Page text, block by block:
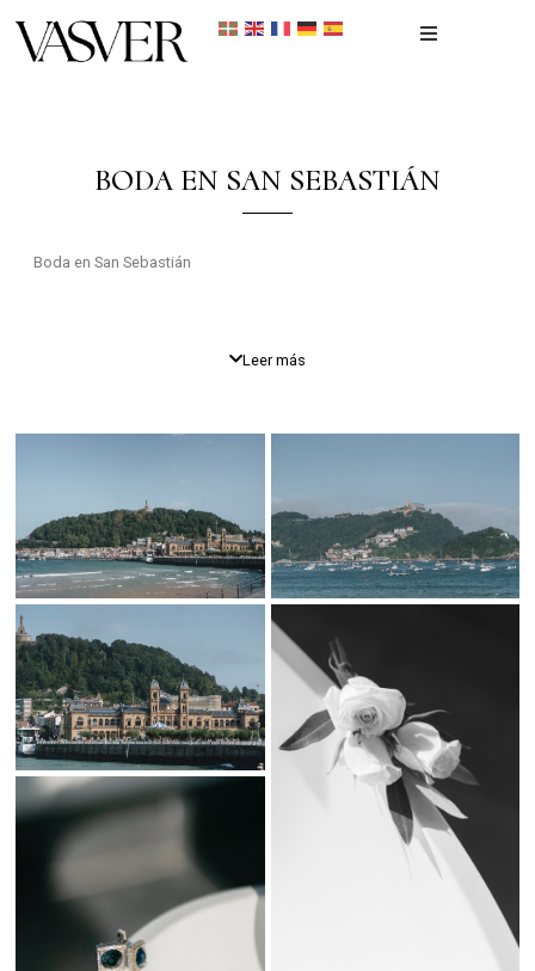
Recién nacidos
Contacto
BODA EN SAN SEBASTIÁN
Boda en San Sebastián
lugares más emblemáticos de la ciudad, con una ceremonia íntima
en laIglesia de Santa María de San Sebastián y una celebración
espectacular en elMirador de Ulía.
Una Ceremonia Emotiva en la Iglesia de Santa María de
San Sebastián
La ceremonia deMarina y Borisen la
Iglesia de Santa María de
San Sebastiánfue una experiencia llena de emoción y solemnidad.
Este emblemático lugar, con su arquitectura única, proporcionó el
marco perfecto para sellar su amor. Los detalles en la decoración,
la iluminación y la música crearon una atmósfera mágica que hizo
de la ceremonia un momento inolvidable.
Un Banquete Exquisito y Vistas Inigualables en el Mirador
Leer más